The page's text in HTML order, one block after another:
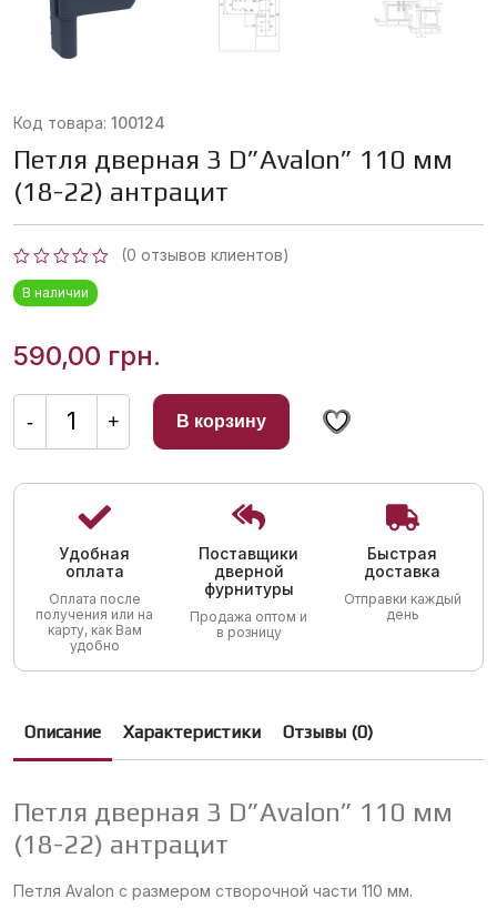
Код товара: 100124
Петля дверная 3 D”Avalon” 110 мм
(18-22) антрацит
Оценка
0
из
(0 отзывов клиентов)
В наличии
590,00 грн.
-
Количество
товара
Петля
дверная
антрацит
+ В корзину
Удобная
оплата
Оплата после
получения или на
карту, как Вам
удобно
Поставщики
дверной
фурнитуры
Продажа оптом и
в розницу
Быстрая
доставка
Отправки каждый
день
Описание Характеристики Отзывы (0)
Петля дверная 3 D”Avalon” 110 мм
(18-22) антрацит
Петля Avalon с размером створочной части 110 мм.